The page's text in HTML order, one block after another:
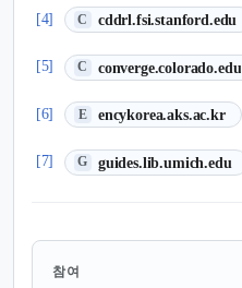
[4] C cddrl.fsi.stanford.edu
(새 탭에서 열림)
[5] C converge.colorado.edu
(새 탭에서 열림)
[6] E encykorea.aks.ac.kr
(새 탭에서 열림)
[7] G guides.lib.umich.edu
(새 탭에서 열림)
참여